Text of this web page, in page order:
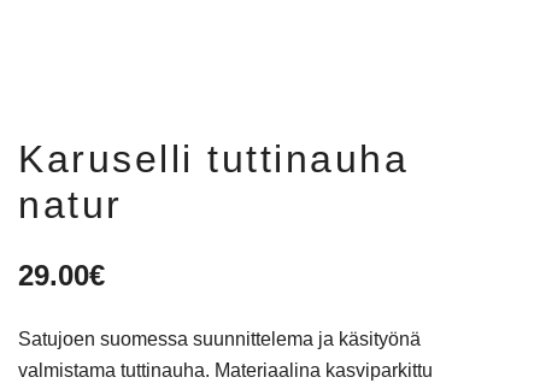
Karuselli tuttinauha
natur
29.00€
Satujoen suomessa suunnittelema ja käsityönä
valmistama tuttinauha. Materiaalina kasviparkittu